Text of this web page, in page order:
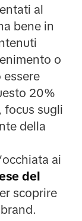
al
bene in
o
20%
focus sugli
della
ai
del
scoprire